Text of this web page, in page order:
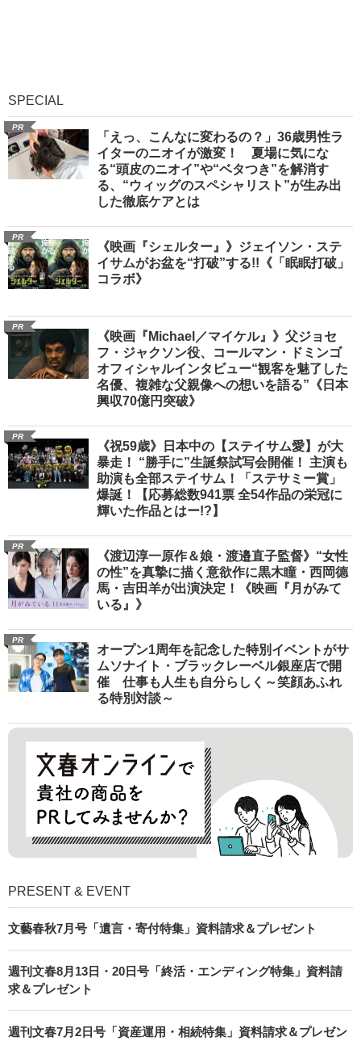
SPECIAL
PR
「えっ、こんなに変わるの？」36歳男性ラ
イターのニオイが激変！ 夏場に気にな
る“頭皮のニオイ”や“ベタつき”を解消す
る、“ウィッグのスペシャリスト”が生み出
した徹底ケアとは
PR
《映画『シェルター』》ジェイソン・ステ
イサムがお盆を“打破”する!!《「眠眠打破」
コラボ》
PR
《映画『Michael／マイケル』》父ジョセ
フ・ジャクソン役、コールマン・ドミンゴ
オフィシャルインタビュー“観客を魅了した
名優、複雑な父親像への想いを語る”《日本
興収70億円突破》
PR
《祝59歳》日本中の【ステイサム愛】が大
暴走！ “勝手に”生誕祭試写会開催！ 主演も
助演も全部ステイサム！「ステサミー賞」
爆誕！【応募総数941票 全54作品の栄冠に
輝いた作品とはー!?】
PR
《渡辺淳一原作＆娘・渡邉直子監督》“女性
の性”を真摯に描く意欲作に黒木瞳・西岡德
馬・吉田羊が出演決定！《映画『月がみて
いる』》
PR
オープン1周年を記念した特別イベントがサ
ムソナイト・ブラックレーベル銀座店で開
催 仕事も人生も自分らしく～笑顔あふれ
る特別対談～
PRESENT & EVENT
文藝春秋7月号「遺言・寄付特集」資料請求＆プレゼント
週刊文春8月13日・20日号「終活・エンディング特集」資料請
求＆プレゼント
週刊文春7月2日号「資産運用・相続特集」資料請求＆プレゼン